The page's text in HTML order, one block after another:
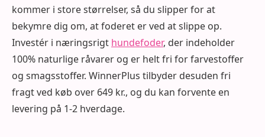
kommer i store størrelser, så du slipper for at
bekymre dig om, at foderet er ved at slippe op.
Investér i næringsrigt hundefoder, der indeholder
100% naturlige råvarer og er helt fri for farvestoffer
og smagsstoffer. WinnerPlus tilbyder desuden fri
fragt ved køb over 649 kr., og du kan forvente en
levering på 1-2 hverdage.